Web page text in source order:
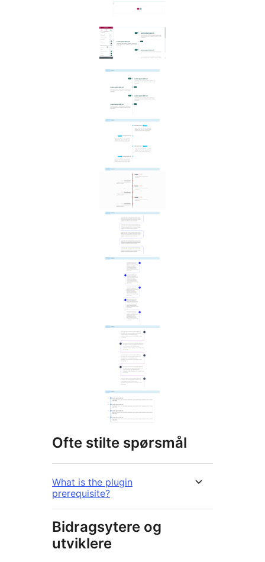
Ofte stilte spørsmål
What is the plugin
prerequisite?
Bidragsytere og
utviklere